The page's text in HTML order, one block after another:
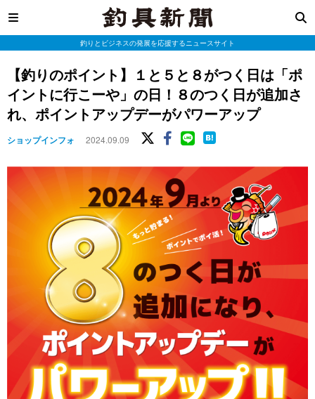
釣りとビジネスの発展を応援するニュースサイト
【釣りのポイント】１と５と８がつく日は「ポ
イントに行こーや」の日！８のつく日が追加さ
れ、ポイントアップデーがパワーアップ
ショップインフォ 2024.09.09